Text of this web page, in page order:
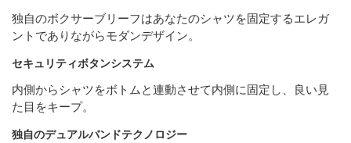
独自のボクサーブリーフはあなたのシャツを固定するエレガ
ントでありながらモダンデザイン。
セキュリティボタンシステム
内側からシャツをボトムと連動させて内側に固定し、良い見
た目をキープ。
独自のデュアルバンドテクノロジー